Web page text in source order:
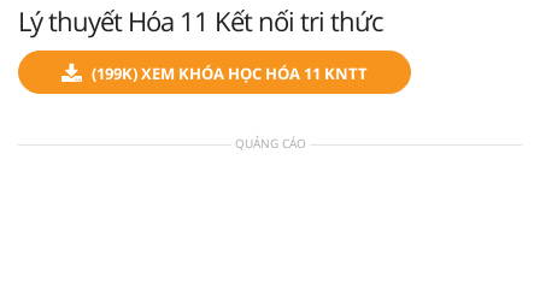
Lý thuyết Hóa 11 Kết nối tri thức
(199K) XEM KHÓA HỌC HÓA 11 KNTT
QUẢNG CÁO